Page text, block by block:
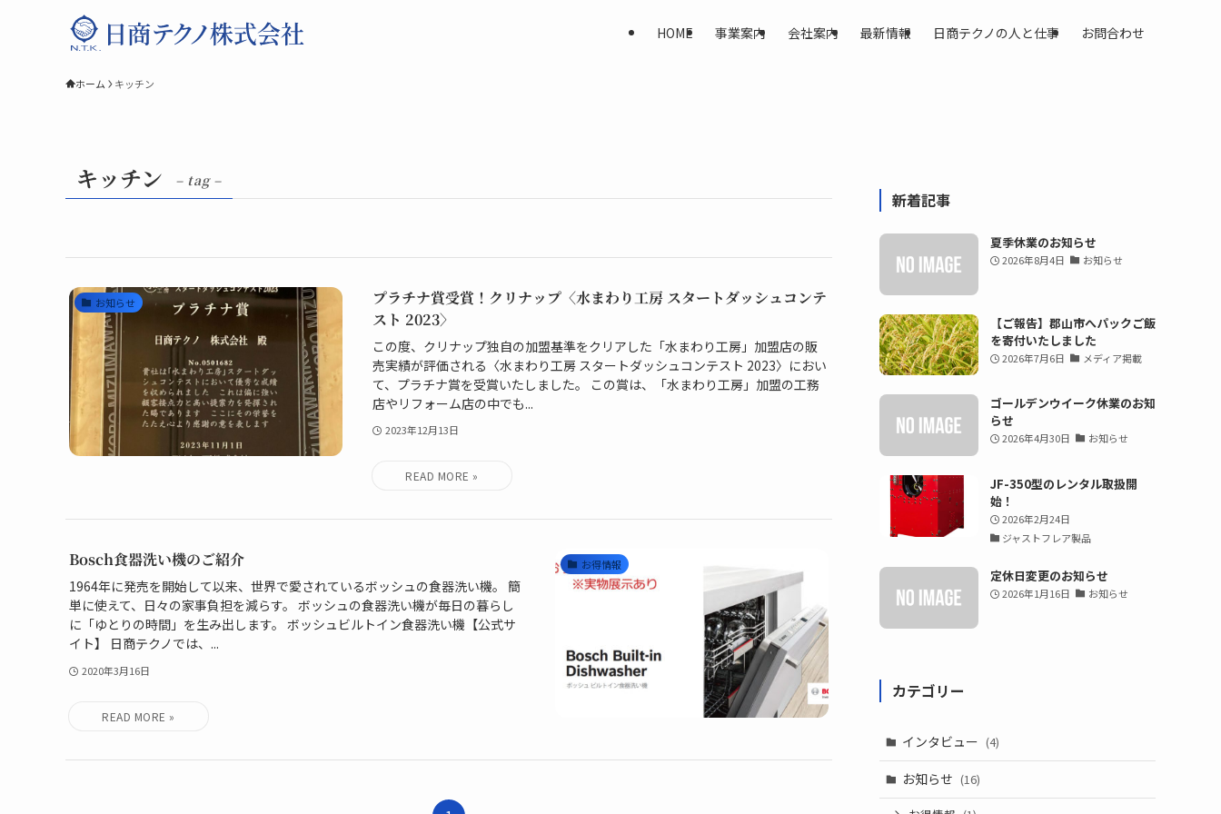
HOME 事業案内 会社案内 最新情報 日商テクノの人と仕事 お問合わせ
ホーム キッチン
キッチン – tag –
お知らせ
プラチナ賞受賞！クリナップ〈水まわり工房 スタートダッシュコンテ
スト 2023〉
この度、クリナップ独自の加盟基準をクリアした「水まわり工房」加盟店の販
売実績が評価される〈水まわり工房 スタートダッシュコンテスト 2023〉におい
て、プラチナ賞を受賞いたしました。 この賞は、「水まわり工房」加盟の工務
店やリフォーム店の中でも...
2023年12月13日
お得情報
Bosch食器洗い機のご紹介
1964年に発売を開始して以来、世界で愛されているボッシュの食器洗い機。 簡
単に使えて、日々の家事負担を減らす。 ボッシュの食器洗い機が毎日の暮らし
に「ゆとりの時間」を生み出します。 ボッシュビルトイン食器洗い機【公式サ
イト】 日商テクノでは、...
2020年3月16日
新着記事
夏季休業のお知らせ
2026年8月4日 お知らせ
【ご報告】郡山市へパックご飯
を寄付いたしました
2026年7月6日 メディア掲載
ゴールデンウイーク休業のお知
らせ
2026年4月30日 お知らせ
JF-350型のレンタル取扱開
始！
2026年2月24日
ジャストフレア製品
定休日変更のお知らせ
2026年1月16日 お知らせ
カテゴリー
インタビュー (4)
お知らせ (16)